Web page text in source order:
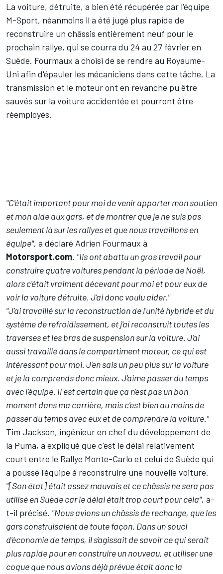
La voiture, détruite, a bien été récupérée par l'équipe
M-Sport, néanmoins il a été jugé plus rapide de
reconstruire un châssis entièrement neuf pour le
prochain rallye, qui se courra du 24 au 27 février en
Suède. Fourmaux a choisi de se rendre au Royaume-
Uni afin d'épauler les mécaniciens dans cette tâche. La
transmission et le moteur ont en revanche pu être
sauvés sur la voiture accidentée et pourront être
réemployés.
"C'était important pour moi de venir apporter mon soutien
et mon aide aux gars, et de montrer que je ne suis pas
seulement là sur les rallyes et que nous travaillons en
équipe", a déclaré Adrien Fourmaux à
Motorsport.com. "Ils ont abattu un gros travail pour
construire quatre voitures pendant la période de Noël,
alors c'était vraiment décevant pour moi et pour eux de
voir la voiture détruite. J'ai donc voulu aider."
"J'ai travaillé sur la reconstruction de l'unité hybride et du
système de refroidissement, et j'ai reconstruit toutes les
traverses et les bras de suspension sur la voiture. J'ai
aussi travaillé dans le compartiment moteur, ce qui est
intéressant pour moi. J'en sais un peu plus sur la voiture
et je la comprends donc mieux. J'aime passer du temps
avec l'équipe. Il est certain que ça n'est pas un bon
moment dans ma carrière, mais c'est bien au moins de
passer du temps avec eux et de comprendre la voiture."
Tim Jackson, ingénieur en chef du développement de
la Puma, a expliqué que c'est le délai relativement
court entre le Rallye Monte-Carlo et celui de Suède qui
a poussé l'équipe à reconstruire une nouvelle voiture.
"[Son état] était assez mauvais et ce châssis ne sera pas
utilisé en Suède car le délai était trop court pour cela", a-
t-il précisé. "Nous avions un châssis de rechange, que les
gars construisaient de toute façon. Dans un souci
d'économie de temps, il s'agissait de savoir ce qui serait
plus rapide pour en construire un nouveau, et utiliser une
coque que nous avions déjà prévue était donc la